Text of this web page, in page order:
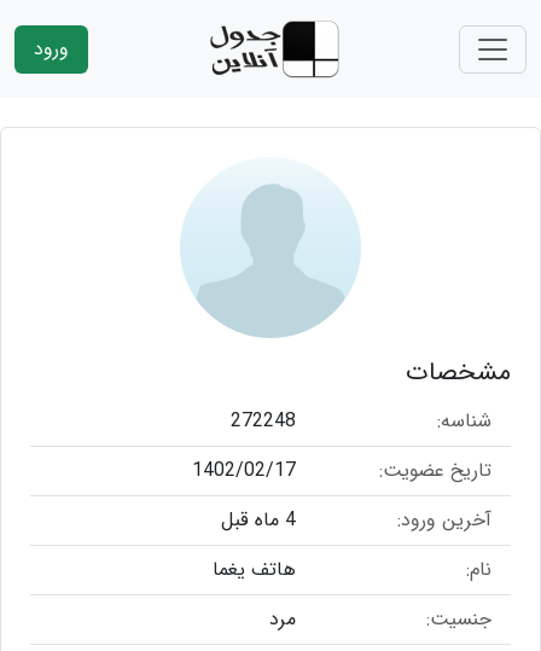
ورود
مشخصات
شناسه:
272248
تاریخ عضویت:
1402/02/17
آخرین ورود:
4 ماه قبل
نام:
هاتف یغما
جنسیت:
مرد